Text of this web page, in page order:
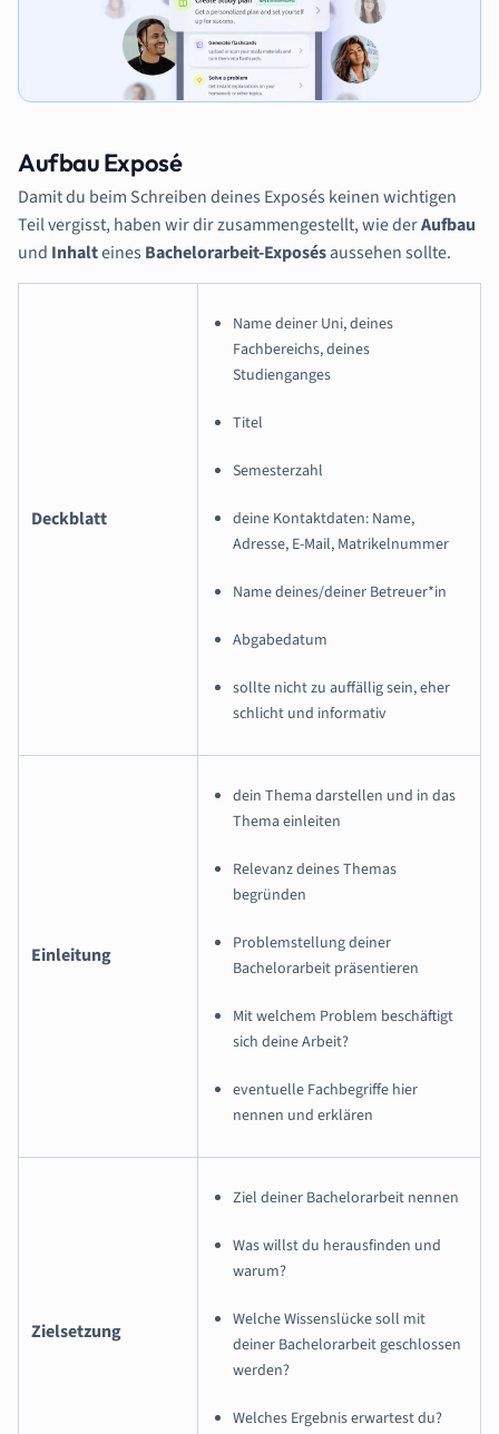
Aufbau Exposé
Damit du beim Schreiben deines Exposés keinen wichtigen
Teil vergisst, haben wir dir zusammengestellt, wie derAufbau
und Inhalteines Bachelorarbeit-Exposésaussehen sollte.
Deckblatt
Name deiner Uni, deines
Fachbereichs, deines
Studienganges
Titel
Semesterzahl
deine Kontaktdaten: Name,
Adresse, E-Mail, Matrikelnummer
Name deines/deiner Betreuer*in
Abgabedatum
sollte nicht zu auffällig sein, eher
schlicht und informativ
Einleitung
dein Thema darstellen und in das
Thema einleiten
Relevanz deines Themas
begründen
Problemstellung deiner
Bachelorarbeit präsentieren
Mit welchem Problem beschäftigt
sich deine Arbeit?
eventuelle Fachbegriffe hier
nennen und erklären
Zielsetzung
Ziel deiner Bachelorarbeit nennen
Was willst du herausfinden und
warum?
Welche Wissenslücke soll mit
deiner Bachelorarbeit geschlossen
werden?
Welches Ergebnis erwartest du?